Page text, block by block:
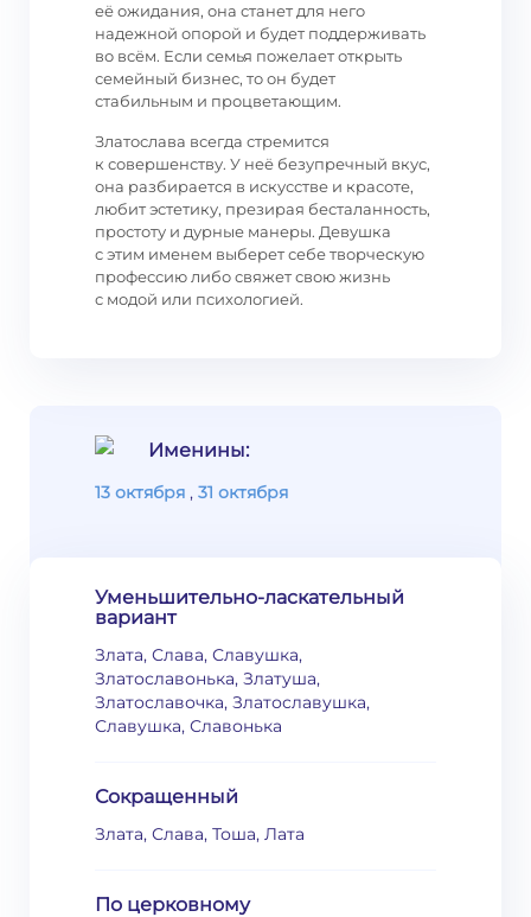
её ожидания, она станет для него
надежной опорой и будет поддерживать
во всём. Если семья пожелает открыть
семейный бизнес, то он будет
стабильным и процветающим.
Златослава всегда стремится
к совершенству. У неё безупречный вкус,
она разбирается в искусстве и красоте,
любит эстетику, презирая бесталанность,
простоту и дурные манеры. Девушка
с этим именем выберет себе творческую
профессию либо свяжет свою жизнь
с модой или психологией.
Именины:
13 октября , 31 октября
Уменьшительно-ласкательный
вариант
Злата, Слава, Славушка,
Златославонька, Златуша,
Златославочка, Златославушка,
Славушка, Славонька
Сокращенный
Злата, Слава, Тоша, Лата
По церковному